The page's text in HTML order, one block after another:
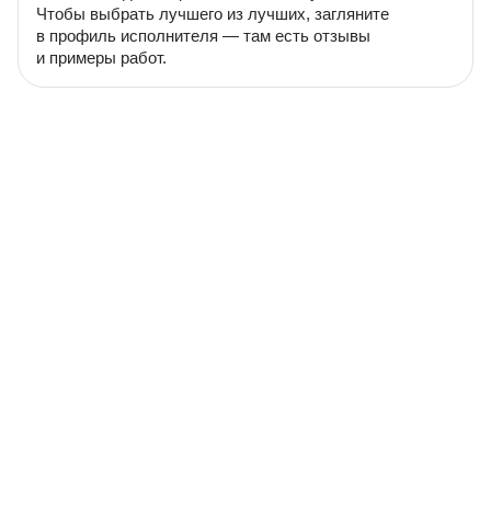
Чтобы выбрать лучшего из лучших, загляните
в профиль исполнителя — там есть отзывы
и примеры работ.